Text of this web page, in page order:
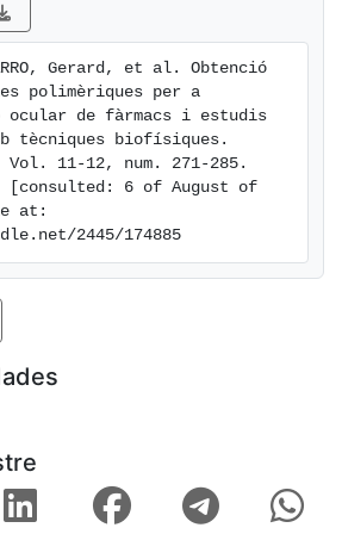
that would permit in vitro
eye, nanoparticles.
Gerard, et al. Obtenció
polimèriques per a
de fàrmacs i estudis
Vol. 11-12, num. 271-285.
[consulted: 6 of August of
at:
2445/174885